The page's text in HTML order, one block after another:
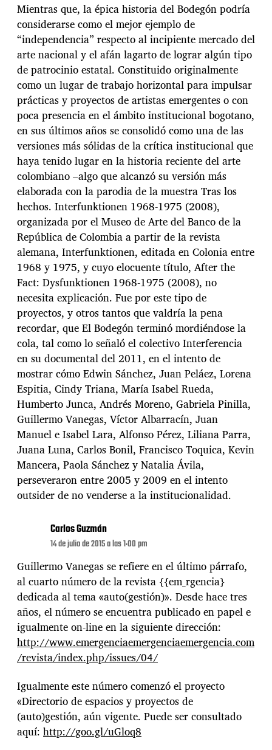
Mientras que, la épica historia del Bodegón podría
considerarse como el mejor ejemplo de
“independencia” respecto al incipiente mercado del
arte nacional y el afán lagarto de lograr algún tipo
de patrocinio estatal. Constituido originalmente
como un lugar de trabajo horizontal para impulsar
prácticas y proyectos de artistas emergentes o con
poca presencia en el ámbito institucional bogotano,
en sus últimos años se consolidó como una de las
versiones más sólidas de la crítica institucional que
haya tenido lugar en la historia reciente del arte
colombiano –algo que alcanzó su versión más
elaborada con la parodia de la muestra Tras los
hechos. Interfunktionen 1968-1975 (2008),
organizada por el Museo de Arte del Banco de la
República de Colombia a partir de la revista
alemana, Interfunktionen, editada en Colonia entre
1968 y 1975, y cuyo elocuente título, After the
Fact: Dysfunktionen 1968-1975 (2008), no
necesita explicación. Fue por este tipo de
proyectos, y otros tantos que valdría la pena
recordar, que El Bodegón terminó mordiéndose la
cola, tal como lo señaló el colectivo Interferencia
en su documental del 2011, en el intento de
mostrar cómo Edwin Sánchez, Juan Peláez, Lorena
Espitia, Cindy Triana, María Isabel Rueda,
Humberto Junca, Andrés Moreno, Gabriela Pinilla,
Guillermo Vanegas, Víctor Albarracín, Juan
Manuel e Isabel Lara, Alfonso Pérez, Liliana Parra,
Juana Luna, Carlos Bonil, Francisco Toquica, Kevin
Mancera, Paola Sánchez y Natalia Ávila,
perseveraron entre 2005 y 2009 en el intento
outsider de no venderse a la institucionalidad.
Carlos Guzmán
14 de julio de 2015 a las 1:00 pm
Guillermo Vanegas se refiere en el último párrafo,
al cuarto número de la revista {{em_rgencia}
dedicada al tema «auto(gestión)». Desde hace tres
años, el número se encuentra publicado en papel e
igualmente on-line en la siguiente dirección:
http://www.emergenciaemergenciaemergencia.com
/revista/index.php/issues/04/
Igualmente este número comenzó el proyecto
«Directorio de espacios y proyectos de
(auto)gestión, aún vigente. Puede ser consultado
aquí: http://goo.gl/uGloq8